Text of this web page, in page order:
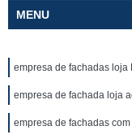
MENU
empresa de fachadas loja
empresa de fachada loja
empresa de fachadas